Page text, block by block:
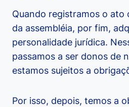
Quando registramos o ato
da assembléia, por fim,
personalidade jurídica.
passamos a ser donos de
estamos sujeitos a
Por isso, depois, temos a